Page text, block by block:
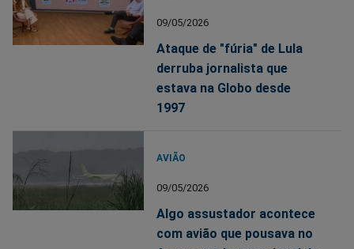
09/05/2026
Ataque de "fúria" de Lula
derruba jornalista que
estava na Globo desde
1997
AVIÃO
09/05/2026
Algo assustador acontece
com avião que pousava no